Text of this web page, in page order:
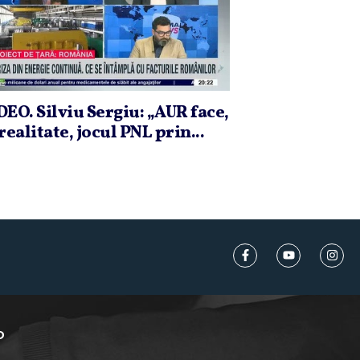
Silviu Sergiu: „AUR face,
jocul PNL prin...